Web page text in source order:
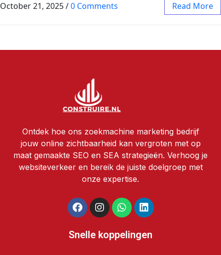
October 21, 2025/0 Comments Read More
Ontdek hoe ons zoekmachine marketing bedrijf
jouw online zichtbaarheid kan vergroten met op
maat gemaakte SEO en SEA strategieën. Verhoog je
websiteverkeer en bereik de juiste doelgroep met
onze expertise.
Snelle koppelingen